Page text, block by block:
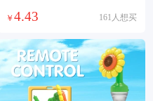
件仙女口红包饰品
￥4.43 161人想买